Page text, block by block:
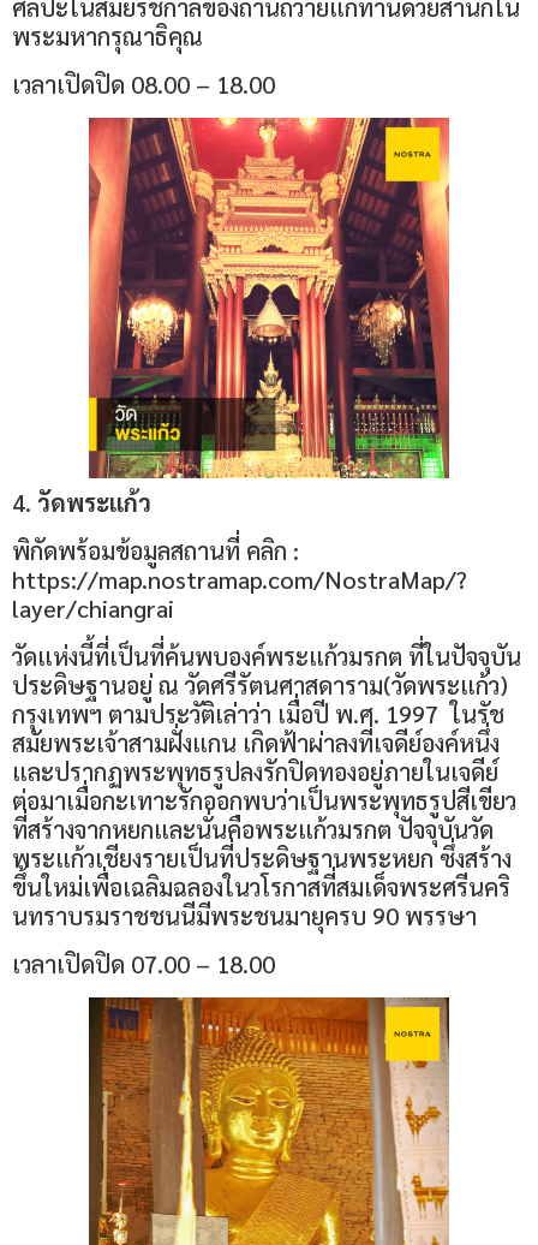
ศิลปะในสมัยรัชกาลของถ่านถวายแก่ท่านด้วยสำนึกใน
พระมหากรุณาธิคุณ
เวลาเปิดปิด 08.00 – 18.00
4. วัดพระแก้ว
พิกัดพร้อมข้อมูลสถานที่ คลิก :
https://map.nostramap.com/NostraMap/?
layer/chiangrai
วัดแห่งนี้ที่เป็นที่ค้นพบองค์พระแก้วมรกต ที่ในปัจจุบัน
ประดิษฐานอยู่ ณ วัดศรีรัตนศาสดาราม(วัดพระแก้ว)
กรุงเทพฯ ตามประวัติเล่าว่า เมื่อปี พ.ศ. 1997 ในรัช
สมัยพระเจ้าสามฝั่งแกน เกิดฟ้าผ่าลงที่เจดีย์องค์หนึ่ง
และปรากฏพระพุทธรูปลงรักปิดทองอยู่ภายในเจดีย์
ต่อมาเมื่อกะเทาะรักออกพบว่าเป็นพระพุทธรูปสีเขียว
ที่สร้างจากหยกและนั่นคือพระแก้วมรกต ปัจจุบันวัด
พระแก้วเชียงรายเป็นที่ประดิษฐานพระหยก ซึ่งสร้าง
ขึ้นใหม่เพื่อเฉลิมฉลองในวโรกาสที่สมเด็จพระศรีนคริ
นทราบรมราชชนนีมีพระชนมายุครบ 90 พรรษา
เวลาเปิดปิด 07.00 – 18.00